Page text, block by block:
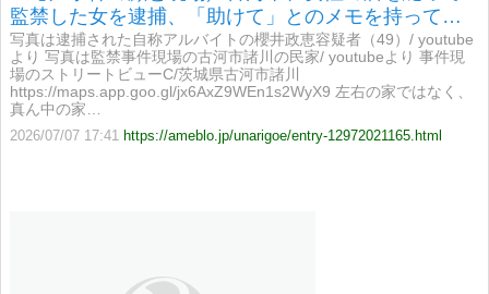
監禁した女を逮捕、「助けて」とのメモを持って逃
走
写真は逮捕された自称アルバイトの櫻井政恵容疑者（49）/ youtube
より 写真は監禁事件現場の古河市諸川の民家/ youtubeより 事件現
場のストリートビューC/茨城県古河市諸川
https://maps.app.goo.gl/jx6AxZ9WEn1s2WyX9 左右の家ではなく、
真ん中の家…
2026/07/07 17:41 https://ameblo.jp/unarigoe/entry-12972021165.html